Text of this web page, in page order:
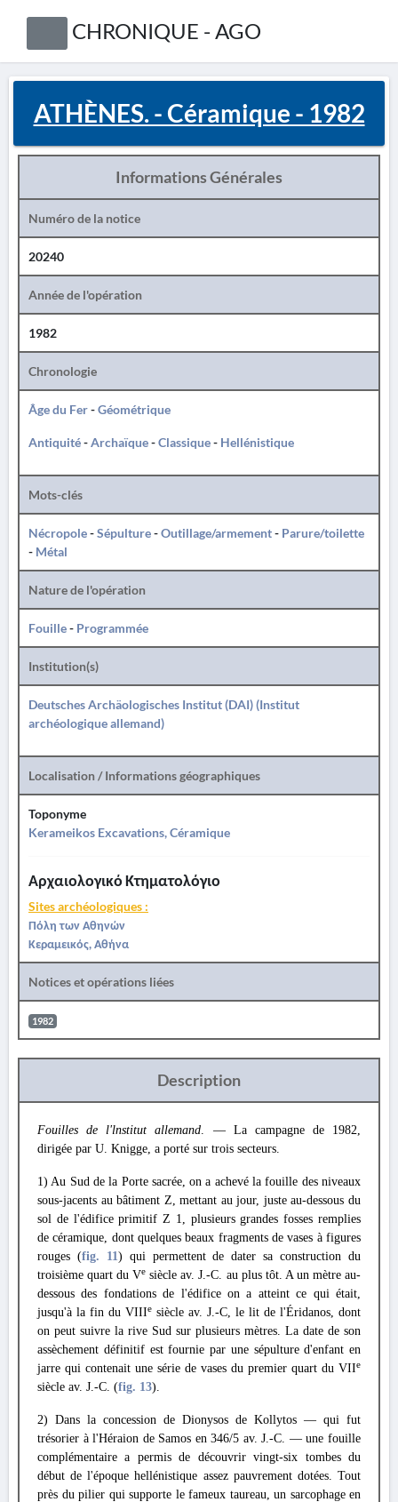
CHRONIQUE - AGO
ATHÈNES. - Céramique - 1982
Informations Générales
Numéro de la notice
20240
Année de l'opération
1982
Chronologie
Âge du Fer-Géométrique
Antiquité-Archaïque-Classique- Hellénistique
Mots-clés
Nécropole-Sépulture-Outillage/armement- Parure/toilette
- Métal
Nature de l'opération
Fouille- Programmée
Institution(s)
Deutsches Archäologisches Institut (DAI) (Institut
archéologique allemand)
Localisation / Informations géographiques
Toponyme
Kerameikos Excavations, Céramique
Αρχαιολογικό Κτηματολόγιο
Sites archéologiques :
Πόλη των Αθηνών
Κεραμεικός, Αθήνα
Notices et opérations liées
1982
Description
Fouilles de l'lnstitut allemand. — La campagne de 1982,
dirigée par U. Knigge, a porté sur trois secteurs.
1) Au Sud de la Porte sacrée, on a achevé la fouille des niveaux
sous-jacents au bâtiment Z, mettant au jour, juste au-dessous du
sol de l'édifice primitif Ζ 1, plusieurs grandes fosses remplies
de céramique, dont quelques beaux fragments de vases à figures
rouges (fig. 11) qui permettent de dater sa construction du
troisième quart du Ve siècle av. J.-C. au plus tôt. A un mètre au-
dessous des fondations de l'édifice on a atteint ce qui était,
jusqu'à la fin du VIIIe siècle av. J.-C, le lit de l'Éridanos, dont
on peut suivre la rive Sud sur plusieurs mètres. La date de son
assèchement définitif est fournie par une sépulture d'enfant en
jarre qui contenait une série de vases du premier quart du VIIe
siècle av. J.-C. (fig. 13).
2) Dans la concession de Dionysos de Kollytos — qui fut
trésorier à l'Héraion de Samos en 346/5 av. J.-C. — une fouille
complémentaire a permis de découvrir vingt-six tombes du
début de l'époque hellénistique assez pauvrement dotées. Tout
près du pilier qui supporte le fameux taureau, un sarcophage en